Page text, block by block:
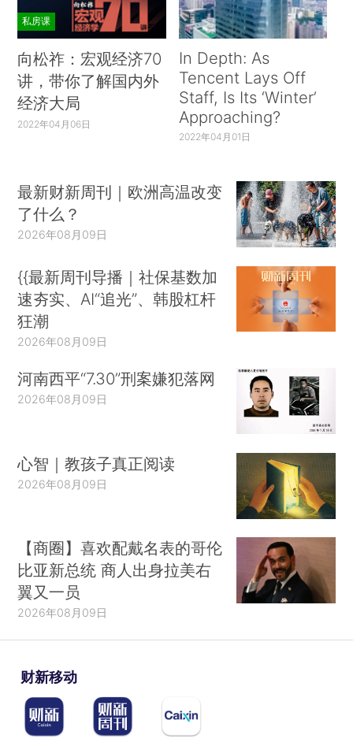
私房课
向松祚：宏观经济70
讲，带你了解国内外
经济大局
2022年04月06日
In Depth: As
Tencent Lays Off
Staff, Is Its ‘Winter’
Approaching?
2022年04月01日
最新财新周刊｜欧洲高温改变
了什么？
2026年08月09日
{{最新周刊导播｜社保基数加
速夯实、AI“追光”、韩股杠杆
狂潮
2026年08月09日
河南西平“7.30”刑案嫌犯落网
2026年08月09日
心智｜教孩子真正阅读
2026年08月09日
【商圈】喜欢配戴名表的哥伦
比亚新总统 商人出身拉美右
翼又一员
2026年08月09日
财新移动